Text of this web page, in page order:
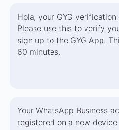
Hola, your GYG
Please use this to verify
sign up to the GYG App.
60 minutes.
Your WhatsApp Business
registered on a new device